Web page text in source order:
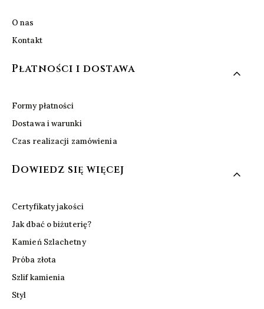
O nas
Kontakt
Płatności i dostawa
Formy płatności
Dostawa i warunki
Czas realizacji zamówienia
Dowiedz się więcej
Certyfikaty jakości
Jak dbać o biżuterię?
Kamień Szlachetny
Próba złota
Szlif kamienia
Styl